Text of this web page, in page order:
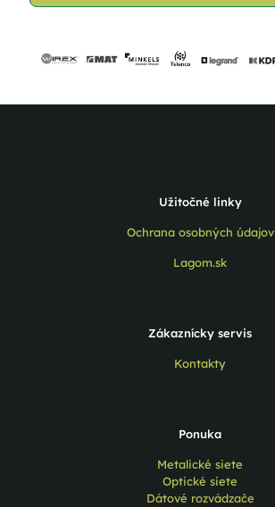
Užitočné linky
Ochrana osobných údajov
Lagom.sk
Zákaznícky servis
Kontakty
Ponuka
Metalické siete
Optické siete
Dátové rozvádzače